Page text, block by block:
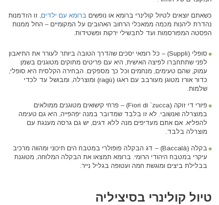
כשאתם יוצאים לטיול קולינרי ברומא או נופשים ברומא עם ילדים, זו הזדמנות
נהדרת ליהנות מכמה ממאכלי הרחוב האהובים על המקומיים – החל ממנות
הפסטה המפורסמות ועד לתבשילי ירקות ופשטידות.
סופלי (Suppli) – כל רומאי יסכים שהדרך הטובה ביותר לעורר את התיאבון
לפני שתתחברו לפיצה האישית, היא עם פריטים מתוקים מטוגנים בשמן
עמוק, שהם טעימים, מנחמים וכל כך מספקים. הבחירה הקלסית היא סופלי,
כדור אורז מטוגן מעורבב עם ראגו (ragù) ומוצרלה, ומבושל עד לכדי
שלמות.
פיורי די זוקה (Fiori di `zucca) – פרחי קישואים מטוגנים ממולאים
במוצרלה ואנשובי. לא זו בלבד שמדובר במנה יפהפייה, היא גם טעימה
להפליא. אם אתם מעדיפים מנה ללא דגים, יש גם גרסה מענגת עם
מוצרלה בלבד.
בקלה (Baccalà) – דג הבקלה פופולרי במטבח הים תיכוני ומהווה מרכיב
עיקרי במטבח היהודי הרומי. ברומא תמצאו את הבקלה המלוחה, מטוגנת
בבלילת ביצים ומוגשת חמה ועטופה בגליל נייר.
טיול קולינרי בסיציליה